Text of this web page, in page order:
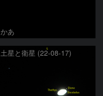
かあ
土星と衛星 (22-08-17)